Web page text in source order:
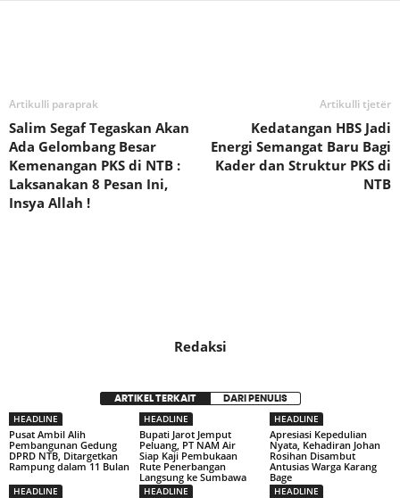
Artikulli paraprak
Salim Segaf Tegaskan Akan
Ada Gelombang Besar
Kemenangan PKS di NTB :
Laksanakan 8 Pesan Ini,
Insya Allah !
Artikulli tjetër
Kedatangan HBS Jadi
Energi Semangat Baru Bagi
Kader dan Struktur PKS di
NTB
Redaksi
ARTIKEL TERKAIT DARI PENULIS
HEADLINE
Pusat Ambil Alih
Pembangunan Gedung
DPRD NTB, Ditargetkan
Rampung dalam 11 Bulan
HEADLINE
Bupati Jarot Jemput
Peluang, PT NAM Air
Siap Kaji Pembukaan
Rute Penerbangan
Langsung ke Sumbawa
HEADLINE
Apresiasi Kepedulian
Nyata, Kehadiran Johan
Rosihan Disambut
Antusias Warga Karang
Bage
HEADLINE HEADLINE HEADLINE